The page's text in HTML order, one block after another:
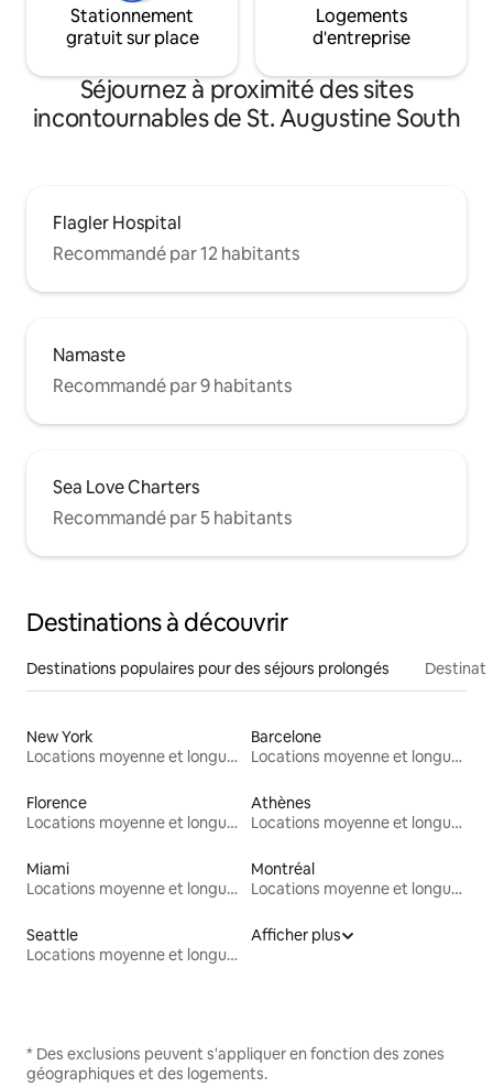
Stationnement
gratuit sur place
Logements
d'entreprise
Séjournez à proximité des sites
incontournables de St. Augustine South
Flagler Hospital
Recommandé par 12 habitants
Namaste
Recommandé par 9 habitants
Sea Love Charters
Recommandé par 5 habitants
Destinations à découvrir
Destinations populaires pour des séjours prolongés
New York
Locations moyenne et longue durée
Barcelone
Locations moyenne et longue durée
Florence
Locations moyenne et longue durée
Athènes
Locations moyenne et longue durée
Miami
Locations moyenne et longue durée
Montréal
Locations moyenne et longue durée
Seattle
Locations moyenne et longue durée
Afficher plus
* Des exclusions peuvent s'appliquer en fonction des zones
géographiques et des logements.